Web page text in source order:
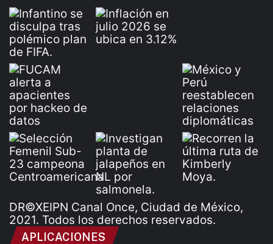
DR©XEIPN Canal Once, Ciudad de México,
2021. Todos los derechos reservados.
APLICACIONES